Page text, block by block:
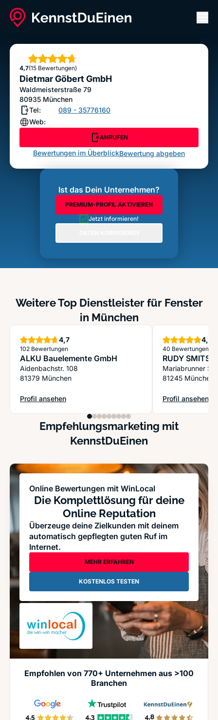
Dietmar Göbert GmbH
Bewertung abgeben
4,7
Sterne
(15 Bewertungen)
Dietmar Göbert GmbH
Waldmeisterstraße 79
80935 München
Tel:
089 - 35776160
Web:
ANRUFEN
Bewertungen im ÜberblickBewertung abgeben
Ist das Dein Unternehmen?
PREMIUM-PROFIL AKTIVIEREN
Jetzt informieren!
Weitere Top Dienstleister für Fenster
in München
4,7Sterne
102 Bewertungen
ALKU Bauelemente GmbH
Aidenbachstr. 108
81379 München
Profil ansehen
: ALKU Bauelemente GmbH
4,9
40 Bewertungen
RUDY SMITS
Mariabrunner
81245 München
Profil ansehen
: RUDY SMITS
Empfehlungsmarketing mit
KennstDuEinen
Online Bewertungen mit WinLocal
Die Komplettlösung für deine
Online Reputation
Überzeuge deine Zielkunden mit deinem
automatisch gepflegten guten Ruf im
Internet.
MEHR ERFAHREN
KOSTENLOS TESTEN
Empfohlen von 770+ Unternehmen aus >100
Branchen